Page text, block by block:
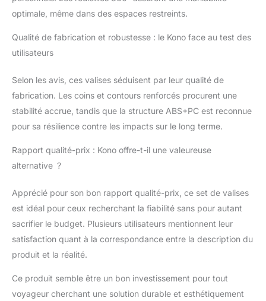
usages. SÉCURITÉ TSA
ET FERMETURE :
complet pour suitcase
télescopique réglable
(101 cm max) et
fermeture renforcée.
DESIGN INTÉRIEUR
FONCTIONNEL : Poche
et sangle croisée.
détail maximise la
capacité d'emballage.
optimale, même dans des espaces restreints.
Qualité de fabrication et robustesse : le Kono face au test des
utilisateurs
Selon les avis, ces valises séduisent par leur qualité de
fabrication. Les coins et contours renforcés procurent une
stabilité accrue, tandis que la structure ABS+PC est reconnue
pour sa résilience contre les impacts sur le long terme.
Rapport qualité-prix : Kono offre-t-il une valeureuse
alternative ?
Apprécié pour son bon rapport qualité-prix, ce set de valises
est idéal pour ceux recherchant la fiabilité sans pour autant
sacrifier le budget. Plusieurs utilisateurs mentionnent leur
satisfaction quant à la correspondance entre la description du
produit et la réalité.
Ce produit semble être un bon investissement pour tout
voyageur cherchant une solution durable et esthétiquement